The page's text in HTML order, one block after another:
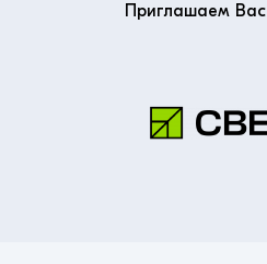
Приглашаем Вас